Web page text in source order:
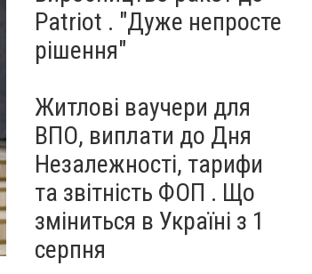
Patriot . "Дуже непросте
рішення"
Житлові ваучери для
ВПО, виплати до Дня
Незалежності, тарифи
та звітність ФОП . Що
зміниться в Україні з 1
серпня